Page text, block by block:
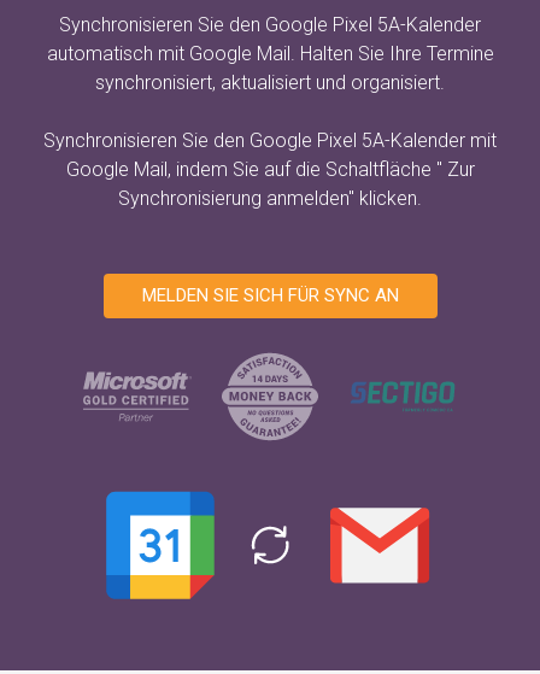
Synchronisieren Sie den Google Pixel 5A-Kalender
automatisch mit Google Mail. Halten Sie Ihre Termine
synchronisiert, aktualisiert und organisiert.
Synchronisieren Sie den Google Pixel 5A-Kalender mit
Google Mail, indem Sie auf die Schaltfläche " Zur
Synchronisierung anmelden" klicken.
MELDEN SIE SICH FÜR SYNC AN